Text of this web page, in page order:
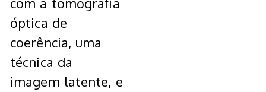
óptica de
coerência, uma
técnica da
imagem latente, e